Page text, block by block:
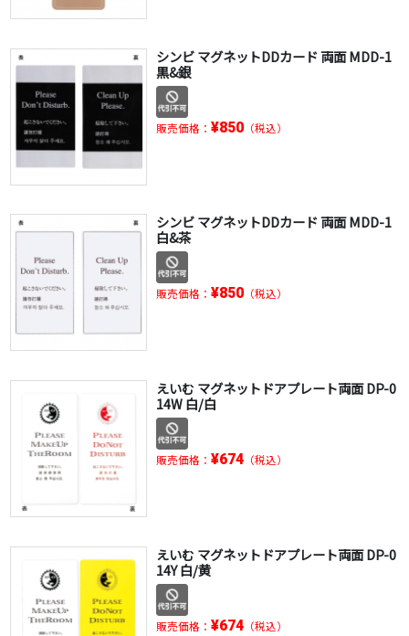
シンビ マグネットDDカード 両面 MDD-1
黒&銀
販売価格： ¥850（税込）
シンビ マグネットDDカード 両面 MDD-1
白&茶
販売価格： ¥850（税込）
えいむ マグネットドアプレート両面 DP-0
14W 白/白
販売価格： ¥674（税込）
えいむ マグネットドアプレート両面 DP-0
14Y 白/黄
販売価格： ¥674（税込）